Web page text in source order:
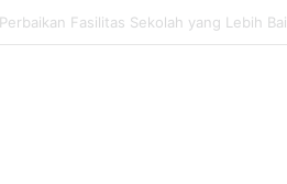
Proses Pemulihan Mental Anda